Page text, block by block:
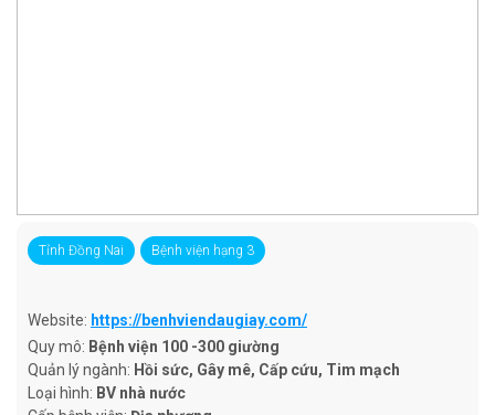
Tỉnh Đồng Nai Bệnh viện hạng 3
Website: https://benhviendaugiay.com/
Quy mô: Bệnh viện 100 -300 giường
Quản lý ngành: Hồi sức, Gây mê, Cấp cứu, Tim mạch
Loại hình: BV nhà nước